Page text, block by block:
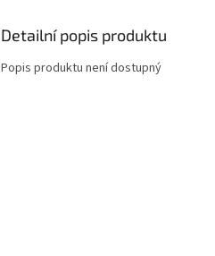
Detailní popis produktu
Popis produktu není dostupný